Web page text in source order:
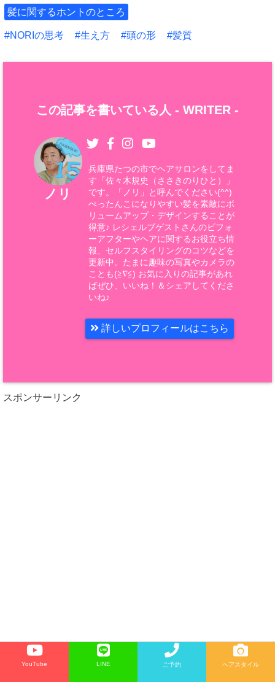
髪に関するホントのところ
NORIの思考 生え方 頭の形 髪質
この記事を書いている人 - WRITER -
ノリ
兵庫県たつの市でヘアサロンをしてま
す「佐々木規史（ささきのりひと）」
です。「ノリ」と呼んでください(^^)
ぺったんこになりやすい髪を素敵にボ
リュームアップ・デザインすることが
得意♪ レシェルブゲストさんのビフォ
ーアフターやヘアに関するお役立ち情
報、セルフスタイリングのコツなどを
更新中。たまに趣味の写真やカメラの
ことも(≧∇≦) お気に入りの記事があれ
ばぜひ、いいね！＆シェアしてくださ
いね♪
詳しいプロフィールはこちら
スポンサーリンク
YouTube LINE ご予約 ヘアスタイル